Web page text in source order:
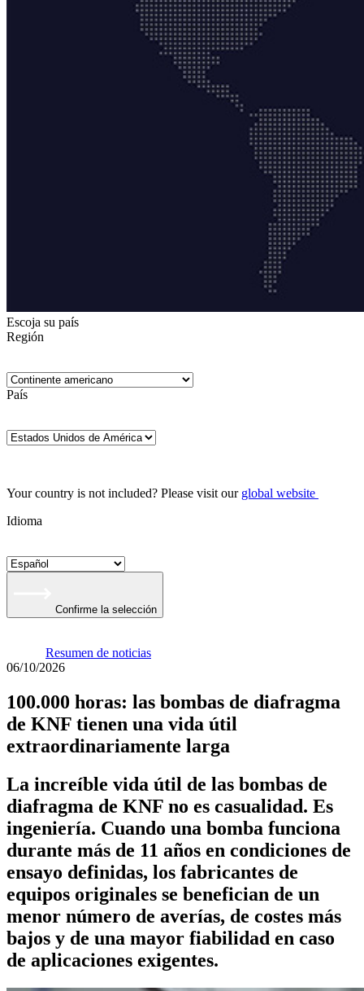
Escoja su país
Región
País
Your country is not included? Please visit our global website
Idioma
Confirme la selección
Resumen de noticias
06/10/2026
100.000 horas: las bombas de diafragma
de KNF tienen una vida útil
extraordinariamente larga
La increíble vida útil de las bombas de
diafragma de KNF no es casualidad. Es
ingeniería. Cuando una bomba funciona
durante más de 11 años en condiciones de
ensayo definidas, los fabricantes de
equipos originales se benefician de un
menor número de averías, de costes más
bajos y de una mayor fiabilidad en caso
de aplicaciones exigentes.